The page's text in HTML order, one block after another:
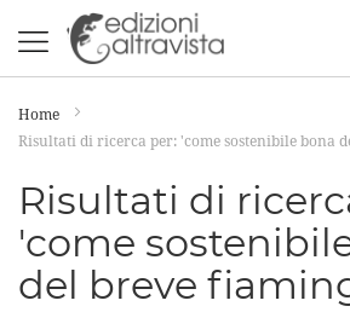
al
contenuto
Home
Risultati di ricerca per: 'come sostenibile bona
Risultati di
'come
del breve